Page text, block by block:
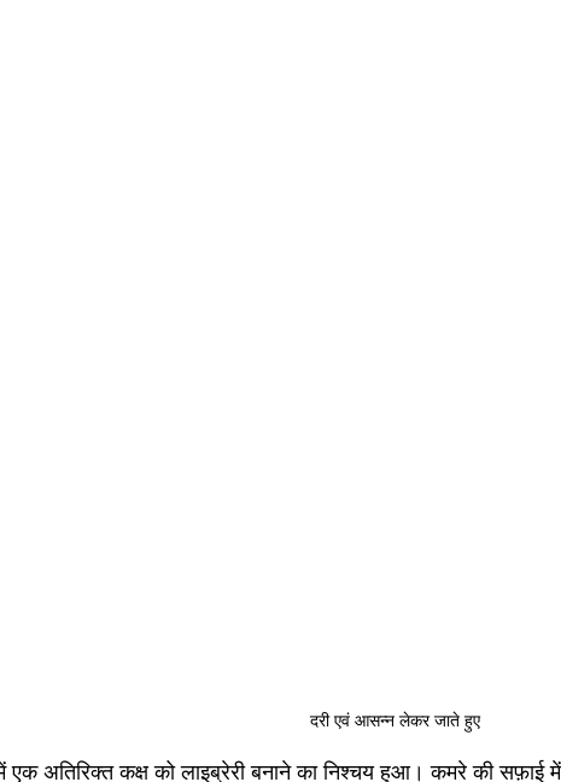
दरी एवं आसन्न लेकर जाते हुए
अतिरिक्त कक्ष को लाइब्रेरी बनाने का निश्चय हुआ। कमरे की सफ़ाई